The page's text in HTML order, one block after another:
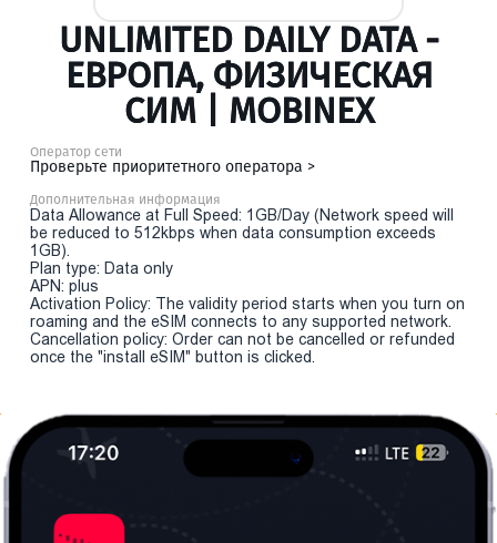
UNLIMITED DAILY DATA -
ЕВРОПА, ФИЗИЧЕСКАЯ
СИМ | MOBINEX
Оператор сети
Проверьте приоритетного оператора >
Дополнительная информация
Data Allowance at Full Speed: 1GB/Day (Network speed will
be reduced to 512kbps when data consumption exceeds
1GB).
Plan type: Data only
APN: plus
Activation Policy: The validity period starts when you turn on
roaming and the eSIM connects to any supported network.
Cancellation policy: Order can not be cancelled or refunded
once the "install eSIM" button is clicked.